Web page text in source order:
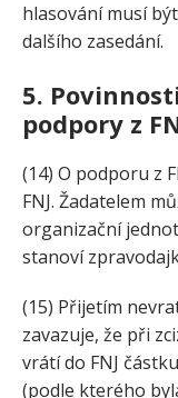
hlasování musí
dalšího zasedání.
5.
podpory z
(14) O podporu z
FNJ. Žadatelem
organizační
stanoví
(15) Přijetím
zavazuje, že při
vrátí do FNJ
(podle kterého